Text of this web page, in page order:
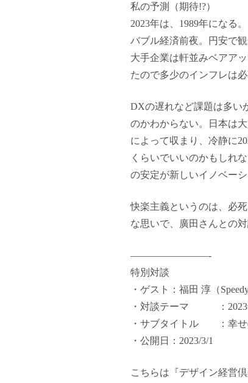
私の予測（期待!?）
2023年は、1989年になる。
バブル経済前夜。円安で
大手企業は軒並みベアア
たので多少のインフレは
DXの遅れなど課題は多い
のかわからない。日本は
によって収まり、冷静に
くらいでいいのかもしれ
の安定が新しいイノベーシ
快楽主義というのは、必
な思いで、廣田さんとの
————————-
特別対談
・ゲスト：福田 淳（
・対談テーマ ：2023
・サブタイトル ：幸せ
・公開日：2023/3/1
こちらは『デザイン経営